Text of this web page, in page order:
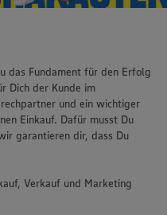
das Fundament für den Erfolg
Dich der Kunde im
und ein wichtiger
Einkauf. Dafür musst Du
garantieren dir, dass Du
Verkauf und Marketing